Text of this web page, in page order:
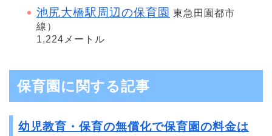
池尻大橋駅周辺の保育園 東急田園都市
線）
1,224メートル
保育園に関する記事
幼児教育・保育の無償化で保育園の料金は